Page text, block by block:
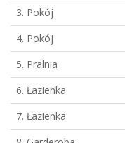
3. Pokój
4. Pokój
5. Pralnia
6. Łazienka
7. Łazienka